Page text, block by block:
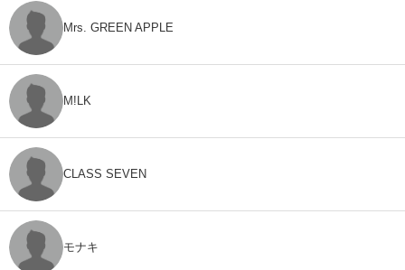
Mrs. GREEN APPLE
M!LK
CLASS SEVEN
モナキ